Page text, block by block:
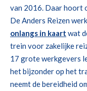
van 2016. Daar hoort
De Anders Reizen
onlangs in kaart wat
trein voor zakelijke
17 grote werkgevers
het bijzonder op het
neemt de bereidheid